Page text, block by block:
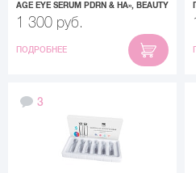
AGE EYE SERUM PDRN & HA», BEAUTY
STYLE, 25 МЛ
1 300 руб.
ПОДРОБНЕЕ
3